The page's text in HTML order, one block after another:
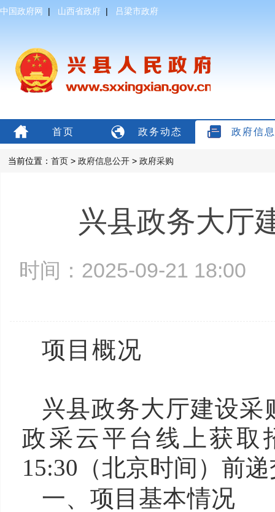
中国政府网 | 山西省政府 | 吕梁市政府
首页 政务动态 政府信
当前位置： 首页 > 政府信息公开 > 政府采购
兴县政务大厅
时间：2025-09-21
项
兴县政务大厅建设
政采云平台线上获取
15:30（北京时间）前
一、项目基本情况